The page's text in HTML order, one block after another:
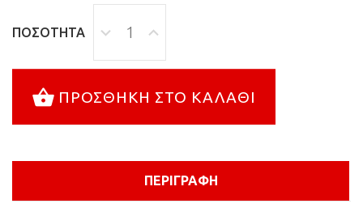
ΠΟΣΌΤΗΤΑ
ΠΡΟΣΘΉΚΗ ΣΤΟ ΚΑΛΆΘΙ
ΠΕΡΙΓΡΑΦΉ